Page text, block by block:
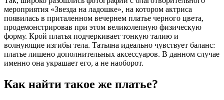
мероприятия «Звезда на ладошке», на котором актриса
появилась в приталенном вечернем платье черного цвета,
продемонстрировав при этом великолепную физическую
форму. Крой платья подчеркивает тонкую талию и
волнующие изгибы тела. Татьяна идеально чувствует баланс:
платье лишено дополнительных аксессуаров. В данном случае
именно она украшает его, а не наоборот.
Как найти такое же платье?